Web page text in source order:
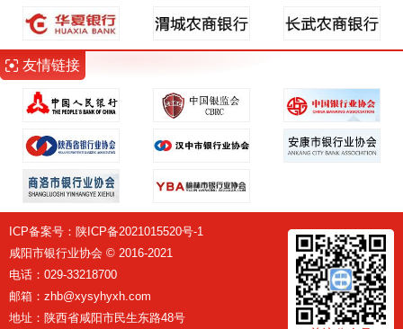
友情链接
ICP备案号： 陕ICP备2021015520号-1
咸阳市银行业协会 © 2016-2021
电话：029-33218700
邮箱：zhb@xysyhyxh.com
地址：陕西省咸阳市民生东路48号